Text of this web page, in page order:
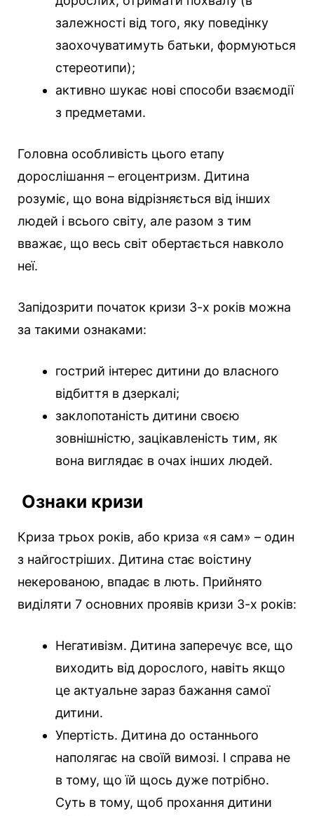
залежності від того, яку поведінку
заохочуватимуть батьки, формуються
стереотипи);
активно шукає нові способи взаємодії
з предметами.
Головна особливість цього етапу
дорослішання – егоцентризм. Дитина
розуміє, що вона відрізняється від інших
людей і всього світу, але разом з тим
вважає, що весь світ обертається навколо
неї.
Запідозрити початок кризи 3-х років можна
за такими ознаками:
гострий інтерес дитини до власного
відбиття в дзеркалі;
заклопотаність дитини своєю
зовнішністю, зацікавленість тим, як
вона виглядає в очах інших людей.
Ознаки кризи
Криза трьох років, або криза «я сам» – один
з найгостріших. Дитина стає воістину
некерованою, впадає в лють. Прийнято
виділяти 7 основних проявів кризи 3-х років:
Негативізм. Дитина заперечує все, що
виходить від дорослого, навіть якщо
це актуальне зараз бажання самої
дитини.
Упертість. Дитина до останнього
наполягає на своїй вимозі. І справа не
в тому, що їй щось дуже потрібно.
Суть в тому, щоб прохання дитини